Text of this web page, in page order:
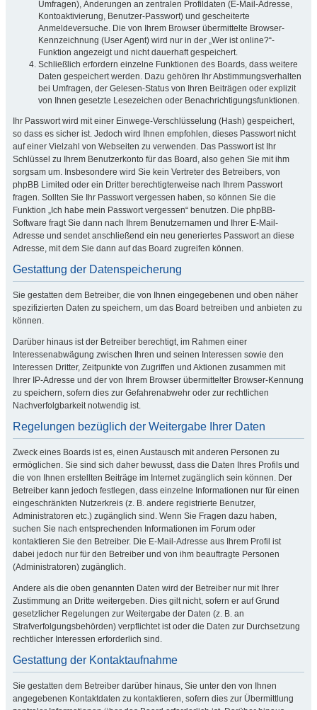
Umfragen), Änderungen an zentralen Profildaten (E-Mail-Adresse,
Kontoaktivierung, Benutzer-Passwort) und gescheiterte
Anmeldeversuche. Die von Ihrem Browser übermittelte Browser-
Kennzeichnung (User Agent) wird nur in der „Wer ist online?“-
Funktion angezeigt und nicht dauerhaft gespeichert.
Schließlich erfordern einzelne Funktionen des Boards, dass weitere
Daten gespeichert werden. Dazu gehören Ihr Abstimmungsverhalten
bei Umfragen, der Gelesen-Status von Ihren Beiträgen oder explizit
von Ihnen gesetzte Lesezeichen oder Benachrichtigungsfunktionen.
Ihr Passwort wird mit einer Einwege-Verschlüsselung (Hash) gespeichert,
so dass es sicher ist. Jedoch wird Ihnen empfohlen, dieses Passwort nicht
auf einer Vielzahl von Webseiten zu verwenden. Das Passwort ist Ihr
Schlüssel zu Ihrem Benutzerkonto für das Board, also gehen Sie mit ihm
sorgsam um. Insbesondere wird Sie kein Vertreter des Betreibers, von
phpBB Limited oder ein Dritter berechtigterweise nach Ihrem Passwort
fragen. Sollten Sie Ihr Passwort vergessen haben, so können Sie die
Funktion „Ich habe mein Passwort vergessen“ benutzen. Die phpBB-
Software fragt Sie dann nach Ihrem Benutzernamen und Ihrer E-Mail-
Adresse und sendet anschließend ein neu generiertes Passwort an diese
Adresse, mit dem Sie dann auf das Board zugreifen können.
Gestattung der Datenspeicherung
Sie gestatten dem Betreiber, die von Ihnen eingegebenen und oben näher
spezifizierten Daten zu speichern, um das Board betreiben und anbieten zu
können.
Darüber hinaus ist der Betreiber berechtigt, im Rahmen einer
Interessenabwägung zwischen Ihren und seinen Interessen sowie den
Interessen Dritter, Zeitpunkte von Zugriffen und Aktionen zusammen mit
Ihrer IP-Adresse und der von Ihrem Browser übermittelter Browser-Kennung
zu speichern, sofern dies zur Gefahrenabwehr oder zur rechtlichen
Nachverfolgbarkeit notwendig ist.
Regelungen bezüglich der Weitergabe Ihrer Daten
Zweck eines Boards ist es, einen Austausch mit anderen Personen zu
ermöglichen. Sie sind sich daher bewusst, dass die Daten Ihres Profils und
die von Ihnen erstellten Beiträge im Internet zugänglich sein können. Der
Betreiber kann jedoch festlegen, dass einzelne Informationen nur für einen
eingeschränkten Nutzerkreis (z. B. andere registrierte Benutzer,
Administratoren etc.) zugänglich sind. Wenn Sie Fragen dazu haben,
suchen Sie nach entsprechenden Informationen im Forum oder
kontaktieren Sie den Betreiber. Die E-Mail-Adresse aus Ihrem Profil ist
dabei jedoch nur für den Betreiber und von ihm beauftragte Personen
(Administratoren) zugänglich.
Andere als die oben genannten Daten wird der Betreiber nur mit Ihrer
Zustimmung an Dritte weitergeben. Dies gilt nicht, sofern er auf Grund
gesetzlicher Regelungen zur Weitergabe der Daten (z. B. an
Strafverfolgungsbehörden) verpflichtet ist oder die Daten zur Durchsetzung
rechtlicher Interessen erforderlich sind.
Gestattung der Kontaktaufnahme
Sie gestatten dem Betreiber darüber hinaus, Sie unter den von Ihnen
angegebenen Kontaktdaten zu kontaktieren, sofern dies zur Übermittlung